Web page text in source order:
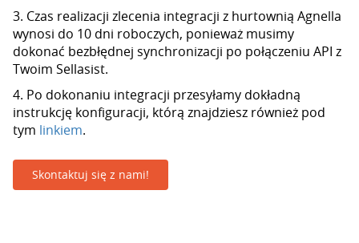
3. Czas realizacji zlecenia integracji z hurtownią Agnella
wynosi do 10 dni roboczych, ponieważ musimy
dokonać bezbłędnej synchronizacji po połączeniu API z
Twoim Sellasist.
4. Po dokonaniu integracji przesyłamy dokładną
instrukcję konfiguracji, którą znajdziesz również pod
tym linkiem.
Skontaktuj się z nami!